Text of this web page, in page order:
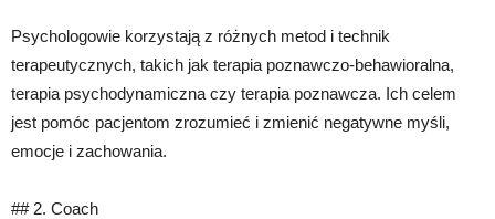
Psychologowie korzystają z różnych metod i technik
terapeutycznych, takich jak terapia poznawczo-behawioralna,
terapia psychodynamiczna czy terapia poznawcza. Ich celem
jest pomóc pacjentom zrozumieć i zmienić negatywne myśli,
emocje i zachowania.
## 2. Coach